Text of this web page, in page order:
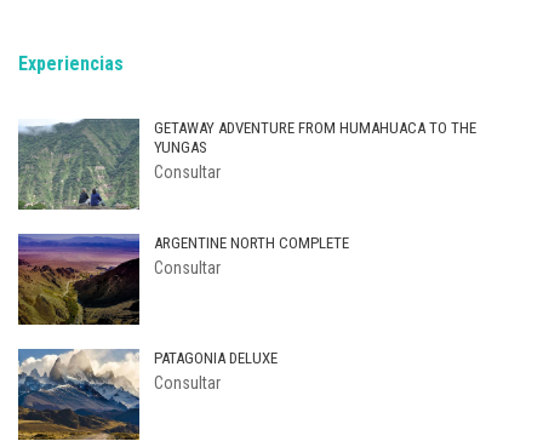
Experiencias
GETAWAY ADVENTURE FROM HUMAHUACA TO THE
YUNGAS
Consultar
ARGENTINE NORTH COMPLETE
Consultar
PATAGONIA DELUXE
Consultar